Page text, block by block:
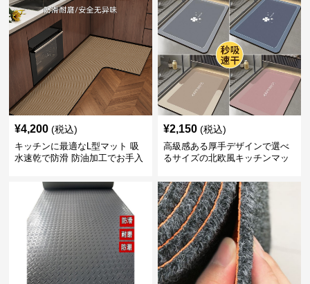
¥4,200 (税込)
キッチンに最適なL型マット 吸
水速乾で防滑 防油加工でお手入
¥2,150 (税込)
高級感ある厚手デザインで選べ
るサイズの北欧風キッチンマッ